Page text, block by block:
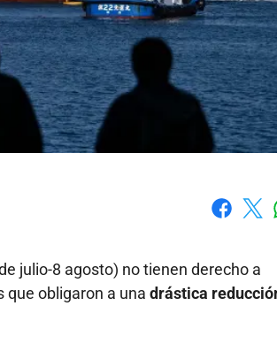
julio-8 agosto) no tienen derecho a
que obligaron a una drástica